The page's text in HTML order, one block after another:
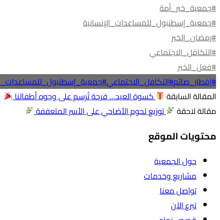
#جمعية_خير_أمة
#جمعية_إسطنبول_للمساعدات_الإنسانية
#رمضان_الخير
#التكافل_الاجتماعي
#فعل_الخير
#إفطار_صائم#التكافل_الاجتماعي
المقالة السابقة
كسوة العيد… فرحة تُرسم على وجوه أطفالنا
مقالة لاحقة
توزيع لحوم الأضاحي على الأسر المتعففة
محتويات الموقع
حول الجمعية
مشاريع وخدمات
تواصل معنا
تبرع الآن